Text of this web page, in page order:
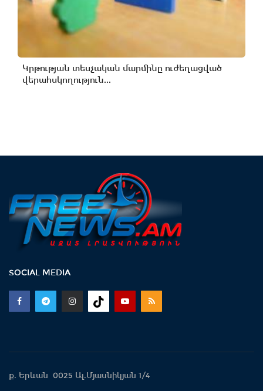
Կրթության տեսչական մարմինը ուժեղացված
վերահսկողություն...
SOCIAL MEDIA
ք. Երևան 0025 Ալ.Մյասնիկյան 1/4